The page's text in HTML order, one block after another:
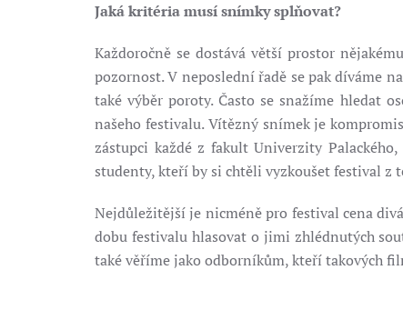
Jaká kritéria musí snímky splňovat?
Každoročně se dostává větší prostor
pozornost. V neposlední řadě se pak díváme
také výběr poroty. Často se snažíme hledat
našeho festivalu. Vítězný snímek je
zástupci každé z fakult Univerzity
studenty, kteří by si chtěli vyzkoušet festival
Nejdůležitější je nicméně pro festival cena
dobu festivalu hlasovat o jimi zhlédnutých
také věříme jako odborníkům, kteří takových